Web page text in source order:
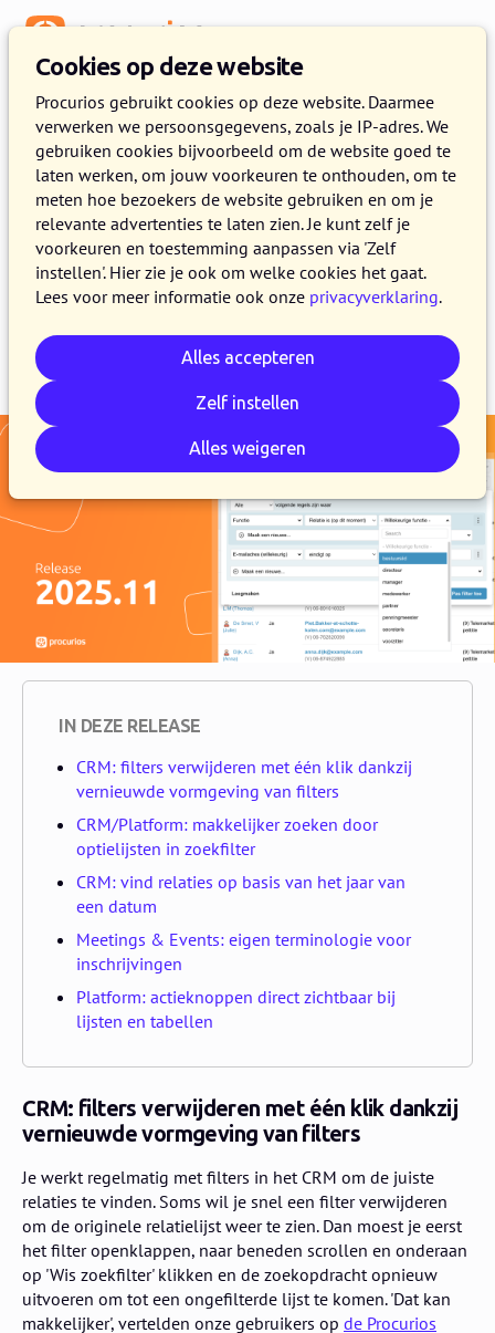
Cookies op deze website
Procurios gebruikt cookies op deze website. Daarmee
verwerken we persoonsgegevens, zoals je IP-adres. We
gebruiken cookies bijvoorbeeld om de website goed te
laten werken, om jouw voorkeuren te onthouden, om te
meten hoe bezoekers de website gebruiken en om je
relevante advertenties te laten zien. Je kunt zelf je
voorkeuren en toestemming aanpassen via 'Zelf
instellen'. Hier zie je ook om welke cookies het gaat.
Lees voor meer informatie ook onze privacyverklaring.
Alles accepteren
Zelf instellen
Alles weigeren
Release 2025.11
21 OKTOBER 2025 4 MINUTEN LEZEN
In de loop van 21 oktober maken alle klanten
van het Procurios Platform gebruik van release
2025.11. In dit blogbericht lees je wat er nieuw
is en wat er is verbeterd.
Kopieer link
IN DEZE RELEASE
CRM: filters verwijderen met één klik dankzij
vernieuwde vormgeving van filters
CRM/Platform: makkelijker zoeken door
optielijsten in zoekfilter
CRM: vind relaties op basis van het jaar van
een datum
Meetings & Events: eigen terminologie voor
inschrijvingen
Platform: actieknoppen direct zichtbaar bij
lijsten en tabellen
CRM: filters verwijderen met één klik dankzij
vernieuwde vormgeving van filters
Je werkt regelmatig met filters in het CRM om de juiste
relaties te vinden. Soms wil je snel een filter verwijderen
om de originele relatielijst weer te zien. Dan moest je eerst
het filter openklappen, naar beneden scrollen en onderaan
op 'Wis zoekfilter' klikken en de zoekopdracht opnieuw
uitvoeren om tot een ongefilterde lijst te komen. 'Dat kan
makkelijker', vertelden onze gebruikers op de Procurios